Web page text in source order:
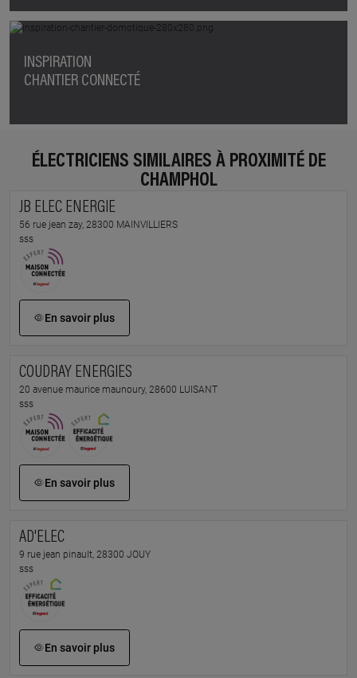
INSPIRATION
CHANTIER CONNECTÉ
ÉLECTRICIENS SIMILAIRES À PROXIMITÉ DE
CHAMPHOL
JB ELEC ENERGIE
56 rue jean zay, 28300 MAINVILLIERS
sss
En savoir plus
COUDRAY ENERGIES
20 avenue maurice maunoury, 28600 LUISANT
sss
En savoir plus
AD'ELEC
9 rue jean pinault, 28300 JOUY
sss
En savoir plus